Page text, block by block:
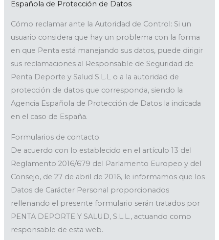
Española de Protección de Datos
Cómo reclamar ante la Autoridad de Control: Si un
usuario considera que hay un problema con la forma
en que Penta está manejando sus datos, puede dirigir
sus reclamaciones al Responsable de Seguridad de
Penta Deporte y Salud S.L.L o a la autoridad de
protección de datos que corresponda, siendo la
Agencia Española de Protección de Datos la indicada
en el caso de España.
Formularios de contacto
De acuerdo con lo establecido en el artículo 13 del
Reglamento 2016/679 del Parlamento Europeo y del
Consejo, de 27 de abril de 2016, le informamos que los
Datos de Carácter Personal proporcionados
rellenando el presente formulario serán tratados por
PENTA DEPORTE Y SALUD, S.L.L., actuando como
responsable de esta web.